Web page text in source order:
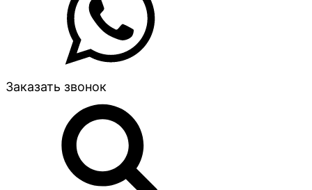
Заказать звонок